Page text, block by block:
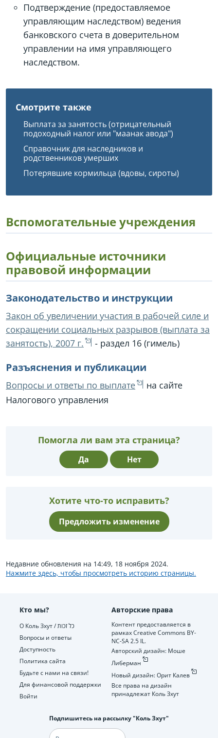
Подтверждение (предоставляемое
управляющим наследством) ведения
банковского счета в доверительном
управлении на имя управляющего
наследством.
Смотрите также
Выплата за занятость (отрицательный
подоходный налог или "маанак авода")
Справочник для наследников и
родственников умерших
Потерявшие кормильца (вдовы, сироты)
Вспомогательные учреждения
Официальные источники
правовой информации
Законодательство и инструкции
Закон об увеличении участия в рабочей силе и
сокращении социальных разрывов (выплата за
занятость), 2007 г.
- раздел 16 (гимель)
Разъяснения и публикации
Вопросы и ответы по выплате
на сайте
Налогового управления
Помогла ли вам эта страница?
Да Нет
Хотите что-то исправить?
Предложить изменение
Недавние обновления на 14:49, 18 ноября 2024.
Нажмите здесь, чтобы просмотреть историю страницы.
Кто мы?
О Коль Зхут / כל זכות
Вопросы и ответы
Доступность
Политика сайта
Будьте с нами на связи!
Для финансовой поддержки
Войти
Авторские права
Контент предоставляется в
рамках Creative Commons BY-
NC-SA 2.5 IL.
Авторский дизайн: Моше
Либерман
Новый дизайн: Орит Калев
Все права на дизайн
принадлежат Коль Зхут
Подпишитесь на рассылку "Коль Зхут"
Электронная